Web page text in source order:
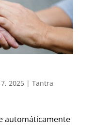
2025| Tantra
automáticamente